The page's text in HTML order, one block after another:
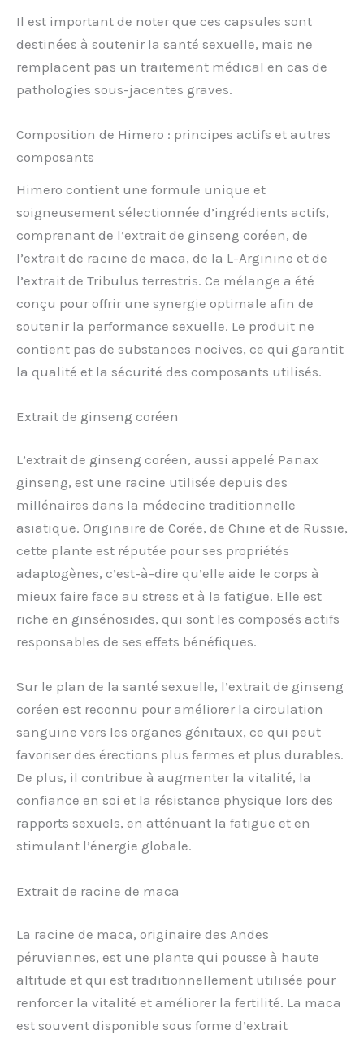
Il est important de noter que ces capsules sont
destinées à soutenir la santé sexuelle, mais ne
remplacent pas un traitement médical en cas de
pathologies sous-jacentes graves.
Composition de Himero : principes actifs et autres
composants
Himero contient une formule unique et
soigneusement sélectionnée d’ingrédients actifs,
comprenant de l’extrait de ginseng coréen, de
l’extrait de racine de maca, de la L-Arginine et de
l’extrait de Tribulus terrestris. Ce mélange a été
conçu pour offrir une synergie optimale afin de
soutenir la performance sexuelle. Le produit ne
contient pas de substances nocives, ce qui garantit
la qualité et la sécurité des composants utilisés.
Extrait de ginseng coréen
L’extrait de ginseng coréen, aussi appelé Panax
ginseng, est une racine utilisée depuis des
millénaires dans la médecine traditionnelle
asiatique. Originaire de Corée, de Chine et de Russie,
cette plante est réputée pour ses propriétés
adaptogènes, c’est-à-dire qu’elle aide le corps à
mieux faire face au stress et à la fatigue. Elle est
riche en ginsénosides, qui sont les composés actifs
responsables de ses effets bénéfiques.
Sur le plan de la santé sexuelle, l’extrait de ginseng
coréen est reconnu pour améliorer la circulation
sanguine vers les organes génitaux, ce qui peut
favoriser des érections plus fermes et plus durables.
De plus, il contribue à augmenter la vitalité, la
confiance en soi et la résistance physique lors des
rapports sexuels, en atténuant la fatigue et en
stimulant l’énergie globale.
Extrait de racine de maca
La racine de maca, originaire des Andes
péruviennes, est une plante qui pousse à haute
altitude et qui est traditionnellement utilisée pour
renforcer la vitalité et améliorer la fertilité. La maca
est souvent disponible sous forme d’extrait